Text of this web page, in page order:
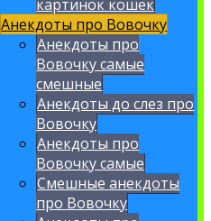
картинок кошек
Анекдоты про Вовочку
Анекдоты про
Вовочку самые
смешные
Анекдоты до слез про
Вовочку
Анекдоты про
Вовочку самые
Смешные анекдоты
про Вовочку